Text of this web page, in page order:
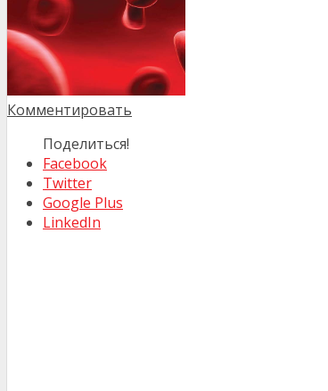
Комментировать
Поделиться!
Facebook
Twitter
Google Plus
LinkedIn